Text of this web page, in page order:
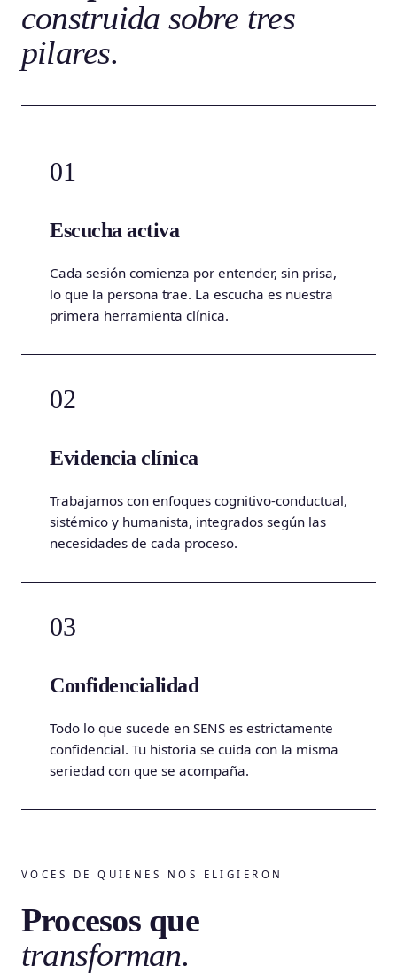
construida sobre tres
pilares.
01
Escucha activa
Cada sesión comienza por entender, sin prisa,
lo que la persona trae. La escucha es nuestra
primera herramienta clínica.
02
Evidencia clínica
Trabajamos con enfoques cognitivo-conductual,
sistémico y humanista, integrados según las
necesidades de cada proceso.
03
Confidencialidad
Todo lo que sucede en SENS es estrictamente
confidencial. Tu historia se cuida con la misma
seriedad con que se acompaña.
VOCES DE QUIENES NOS ELIGIERON
Procesos que
transforman.